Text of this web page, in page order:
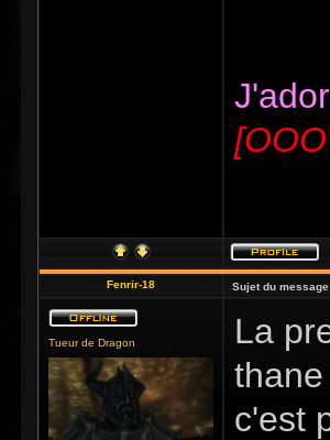
Fenrir-18 Sujet du
Tueur de Dragon
La
c'est